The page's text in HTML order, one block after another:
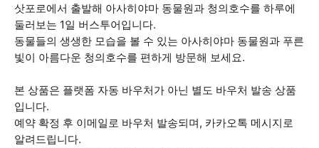
삿포로에서 출발해 아사히야마 동물원과 청의호수를 하루에
둘러보는 1일 버스투어입니다.
동물들의 생생한 모습을 볼 수 있는 아사히야마 동물원과 푸른
빛이 아름다운 청의호수를 편하게 방문해 보세요.
본 상품은 플랫폼 자동 바우처가 아닌 별도 바우처 발송 상품
입니다.
예약 확정 후 이메일로 바우처 발송되며, 카카오톡 메시지로
알려드립니다.